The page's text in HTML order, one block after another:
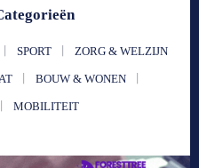
SPORT ZORG & WELZIJN
BOUW & WONEN
MOBILITEIT